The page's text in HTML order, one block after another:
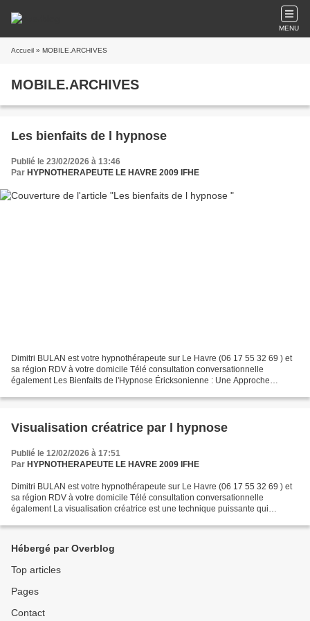
MENU
Accueil » MOBILE.ARCHIVES
MOBILE.ARCHIVES
Les bienfaits de l hypnose
Publié le 23/02/2026 à 13:46
Par HYPNOTHERAPEUTE LE HAVRE 2009 IFHE
Dimitri BULAN est votre hypnothérapeute sur Le Havre (06 17 55 32 69 ) et
sa région RDV à votre domicile Télé consultation conversationnelle
également Les Bienfaits de l'Hypnose Éricksonienne : Une Approche
Visualisation créatrice par l hypnose
Publié le 12/02/2026 à 17:51
Par HYPNOTHERAPEUTE LE HAVRE 2009 IFHE
Dimitri BULAN est votre hypnothérapeute sur Le Havre (06 17 55 32 69 ) et
sa région RDV à votre domicile Télé consultation conversationnelle
également La visualisation créatrice est une technique puissante qui
Hébergé par Overblog
Top articles
Pages
Contact